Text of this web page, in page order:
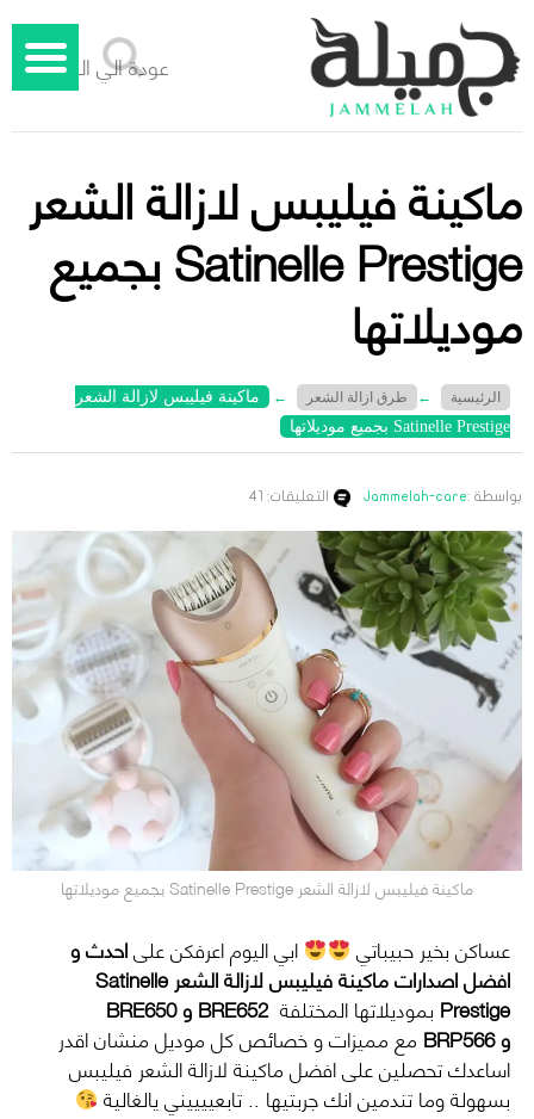
جميلة – دليل الليزر المنزلي
عودة الي الوراء
ماكينة فيليبس لازالة الشعر
Satinelle Prestige بجميع
موديلاتها
الرئيسية ← طرق ازالة الشعر ←
ماكينة فيليبس لازالة الشعر
Satinelle Prestige بجميع موديلاتها
بواسطة :Jammelah-care التعليقات: 41
ماكينة فيليبس لازالة الشعر Satinelle Prestige بجميع موديلاتها
عساكن بخير حبيباتي ابي اليوم اعرفكن علىاحدث و
افضل اصدارات ماكينة فيليبس لازالة الشعر Satinelle
Prestige بموديلاتها المختلفة BRE652 و BRE650
و BRP566 مع مميزات و خصائص كل موديل منشان اقدر
اساعدك تحصلين على افضل ماكينة لازالة الشعر فيليبس
بسهولة وما تندمين انك جربتيها .. تابعييييني يالغالية